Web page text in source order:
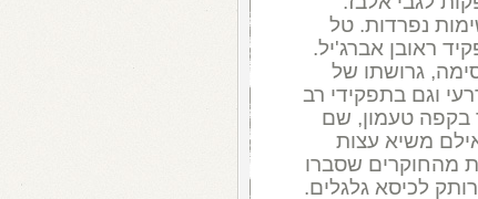
נפרדות. טל
ראובן אברג'יל.
גרושתו של
וגם בתפקידי רב
בקפה טעמון, שם
משיא עצות
מהחוקרים שסברו
לכיסא גלגלים.